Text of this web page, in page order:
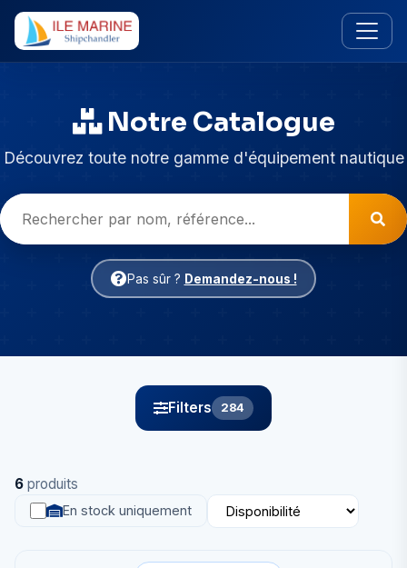
Notre Catalogue
Découvrez toute notre gamme d'équipement nautique
Pas sûr ? Demandez-nous !
Filters 284
6 produits
En stock uniquement